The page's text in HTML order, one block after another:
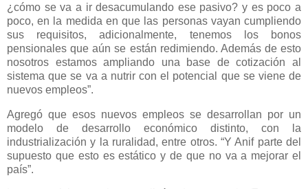
¿cómo se va a ir desacumulando ese pasivo? y es poco a
poco, en la medida en que las personas vayan cumpliendo
sus requisitos, adicionalmente, tenemos los bonos
pensionales que aún se están redimiendo. Además de esto
nosotros estamos ampliando una base de cotización al
sistema que se va a nutrir con el potencial que se viene de
nuevos empleos”.
Agregó que esos nuevos empleos se desarrollan por un
modelo de desarrollo económico distinto, con la
industrialización y la ruralidad, entre otros. “Y Anif parte del
supuesto que esto es estático y de que no va a mejorar el
país”.